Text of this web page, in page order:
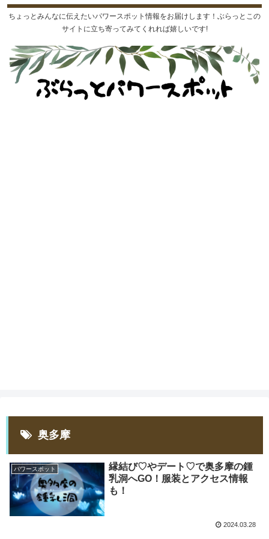
ちょっとみんなに伝えたいパワースポット情報をお届けします！ぶらっとこの
サイトに立ち寄ってみてくれれば嬉しいです!
奥多摩
パワースポット
縁結び♡やデート♡で奥多摩の鍾
乳洞へGO！服装とアクセス情報
も！
2024.03.28